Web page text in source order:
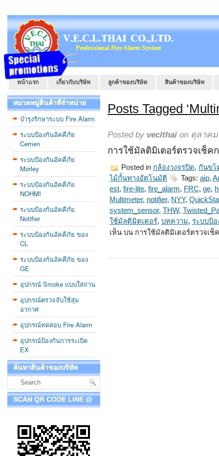
หน้าแรก เกี่ยวกับบริษัท ลูกค้าของบริษัท สินค้าของบริษัท
หมวดหมู่สินค้าที่จำหน่าย
บำรุงรักษาระบบ Fire Alarm
ระบบป้องกันอัคคีภัย
Cemen
ระบบป้องกันอัคคีภัย
Morley
ระบบป้องกันอัคคีภัย
NOHMI
ระบบป้องกันอัคคีภัย
Notifier
ระบบป้องกันอัคคีภัย ของ
CL
ระบบป้องกันอัคคีภัย ของ
GE
อุปกรณ์ Smoke แบบใส่ถ่าน
อุปกรณ์ตรวจจับใช้สุ่ม
อากาศ
อุปกรณ์ทดสอบ Fire Alarm
อุปกรณ์ป้องกันการระเบิด
EX
ค้นหาสินค้าของบริษัท
SCAN QR CODE LINE @
Posts Tagged
Posted by veclthai on ตุลาคม
การใช้มัลติมิเตอร์ตรวจเ
Posted in กล้องวงจรปิด, กันขโ
ไม้กั้นทางอัตโนมัติ
Tags: aip,
est, fire-lite, fire_alarm, FRC, ge,
Multimeter, notifier, NYY,
system_sensor, THW,
ใช้มัลติมิตเตอร์, บทความ, ระบบป้
เห็น บน การใช้มัลติมิเตอร์ตรวจเช็